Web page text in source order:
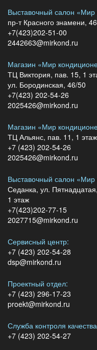
Выставочный салон «Мир
пр-т Красного знамени, 46
+7(423)202-51-00
2442663@mirkond.ru
Магазин «Мир
ТЦ Виктория, пав. 15, 1
ул. Бородинская, 46/50
+7(423) 202-54-26
2025426@mirkond.ru
Магазин «Мир
ТЦ Альянс, пав. 11, 1
+7 (423) 202-54-26
2025426@mirkond.ru
Выставочный салон «Мир
Седанка, ул.
1 этаж
+7(423)202-77-15
2027715@mirkond.ru
Сервисный центр:
+7 (423) 202-54-28
dsp@mirkond.ru
Проектный отдел:
+7 (423) 296-17-23
proekt@mirkond.ru
Служба контроля
+7 (423) 202-54-27